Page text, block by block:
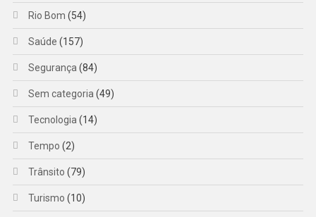
Rio Bom (54)
Saúde (157)
Segurança (84)
Sem categoria (49)
Tecnologia (14)
Tempo (2)
Trânsito (79)
Turismo (10)